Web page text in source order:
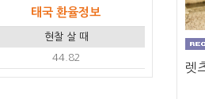
태국 환율정보
현찰 살 때
44.82
렛